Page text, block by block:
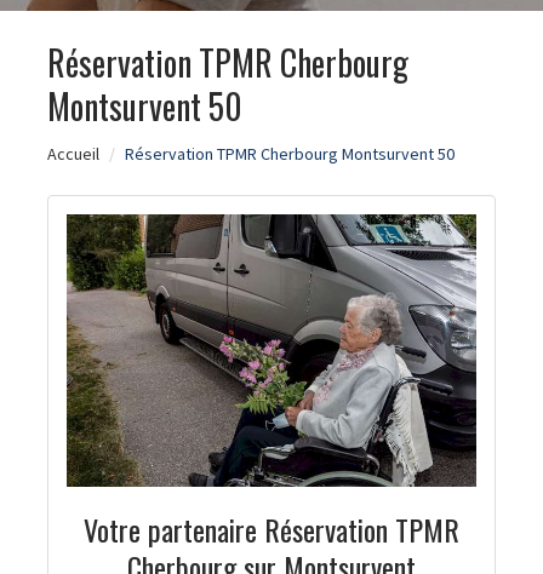
Réservation TPMR Cherbourg
Montsurvent 50
Accueil Réservation TPMR Cherbourg Montsurvent 50
Votre partenaire Réservation TPMR